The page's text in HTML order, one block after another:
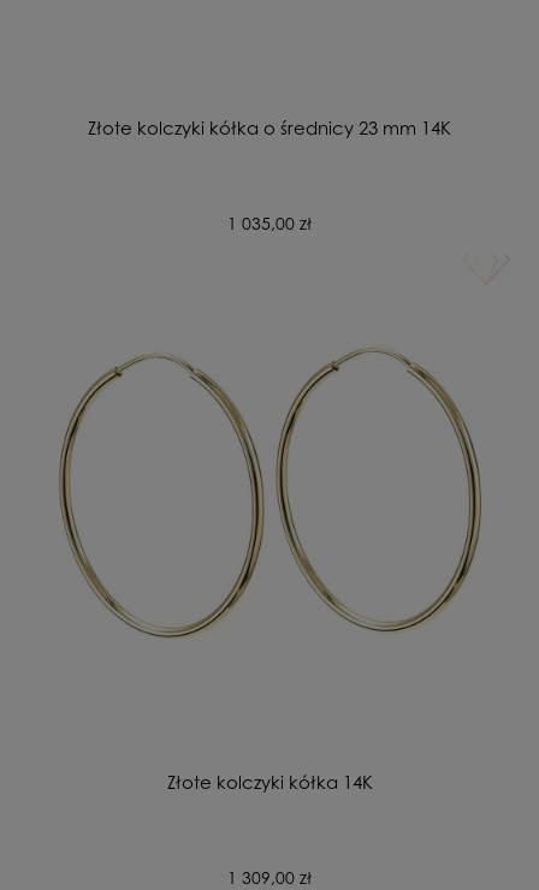
Złote kolczyki kółka o średnicy 23 mm 14K
1 035,00 zł
Złote kolczyki kółka 14K
1 309,00 zł